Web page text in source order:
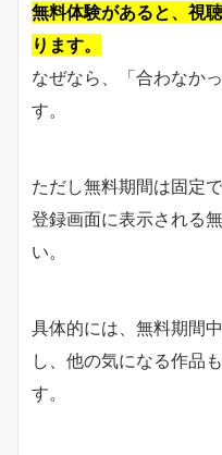
無料体験があると、視
ります。
なぜなら、「合わなか
す。
ただし無料期間は固定
登録画面に表示される
い。
具体的には、無料期間
し、他の気になる作品
す。